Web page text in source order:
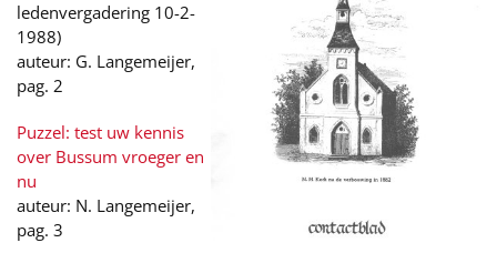
ledenvergadering 10-2-
1988)
auteur: G. Langemeijer,
pag. 2
Puzzel: test uw kennis
over Bussum vroeger en
nu
auteur: N. Langemeijer,
pag. 3